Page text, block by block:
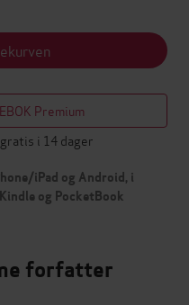
Premium
i 14 dager
iPad og Android, i
og PocketBook
forfatter